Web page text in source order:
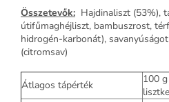
Összetevők: Hajdinaliszt (53%),
útifűmaghéjliszt, bambuszrost,
hidrogén-karbonát),
(citromsav)
Átlagos tápérték
100 g